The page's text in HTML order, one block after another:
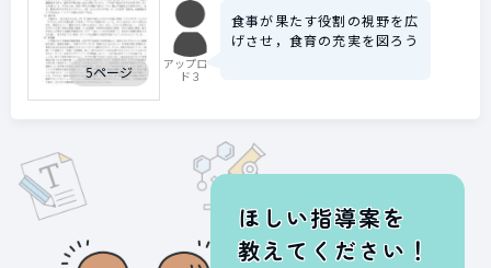
5ページ
アップロー
ド３
食事が果たす役割の視野を広
げさせ，食育の充実を図ろう
ほしい指導案を
教えてください！